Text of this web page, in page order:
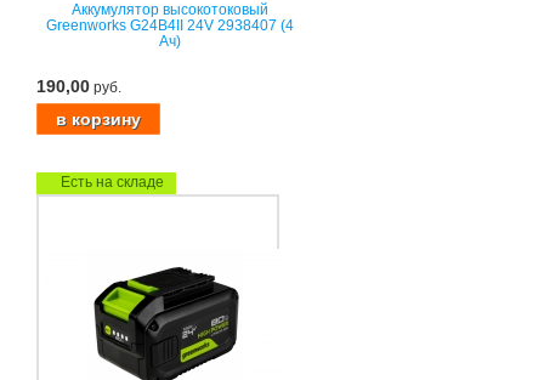
Аккумулятор высокотоковый
Greenworks G24B4II 24V 2938407 (4
Ач)
190,00 руб.
Есть на складе